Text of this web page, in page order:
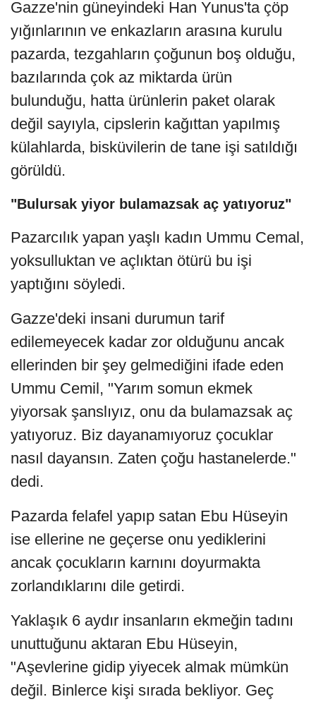
Gazze'nin güneyindeki Han Yunus'ta çöp
yığınlarının ve enkazların arasına kurulu
pazarda, tezgahların çoğunun boş olduğu,
bazılarında çok az miktarda ürün
bulunduğu, hatta ürünlerin paket olarak
değil sayıyla, cipslerin kağıttan yapılmış
külahlarda, bisküvilerin de tane işi satıldığı
görüldü.
"Bulursak yiyor bulamazsak aç yatıyoruz"
Pazarcılık yapan yaşlı kadın Ummu Cemal,
yoksulluktan ve açlıktan ötürü bu işi
yaptığını söyledi.
Gazze'deki insani durumun tarif
edilemeyecek kadar zor olduğunu ancak
ellerinden bir şey gelmediğini ifade eden
Ummu Cemil, "Yarım somun ekmek
yiyorsak şanslıyız, onu da bulamazsak aç
yatıyoruz. Biz dayanamıyoruz çocuklar
nasıl dayansın. Zaten çoğu hastanelerde."
dedi.
Pazarda felafel yapıp satan Ebu Hüseyin
ise ellerine ne geçerse onu yediklerini
ancak çocukların karnını doyurmakta
zorlandıklarını dile getirdi.
Yaklaşık 6 aydır insanların ekmeğin tadını
unuttuğunu aktaran Ebu Hüseyin,
"Aşevlerine gidip yiyecek almak mümkün
değil. Binlerce kişi sırada bekliyor. Geç